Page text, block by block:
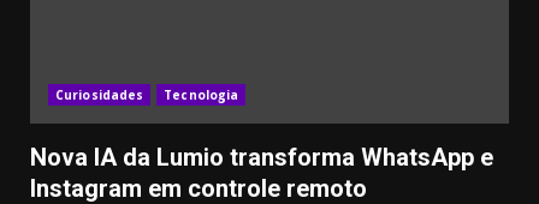
Curiosidades Tecnologia
Nova IA da Lumio transforma WhatsApp e
Instagram em controle remoto